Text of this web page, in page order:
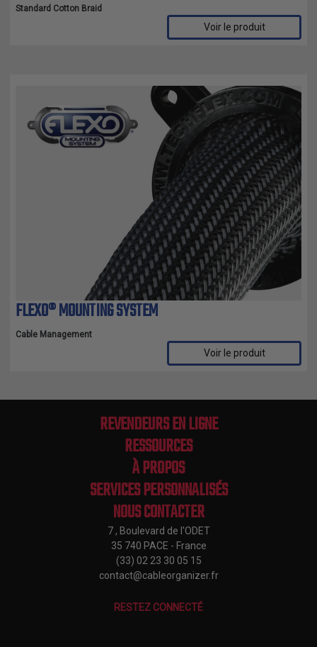
Standard Cotton Braid
Voir le produit
FLEXO® MOUNTING SYSTEM
Cable Management
Voir le produit
REVENDEURS EN LIGNE
RESSOURCES
À PROPOS
SERVICES PERSONNALISÉS
NOUS CONTACTER
7 , Boulevard de l'ODET
35 740 PACE - France
(33) 02 23 30 05 15
contact@cableorganizer.fr
RESTEZ CONNECTÉ